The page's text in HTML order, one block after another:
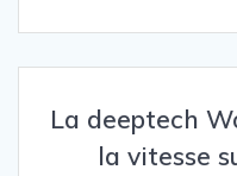
La deeptech
la vitesse